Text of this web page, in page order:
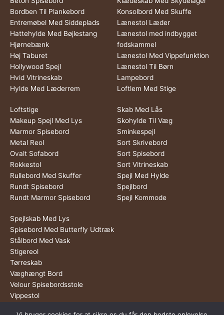
Bordben Til Plankebord
Entremøbel Med Siddeplads
Hattehylde Med Bøjlestang
Hjørnebænk
Høj Taburet
Hollywood Spejl
Hvid Vitrineskab
Hylde Med Læderrem
Konsolbord Med Skuffe
Lænestol Læder
Lænestol med indbygget
fodskammel
Lænestol Med Vippefunktion
Lænestol Til Børn
Lampebord
Loftlem Med Stige
Loftstige
Makeup Spejl Med Lys
Marmor Spisebord
Metal Reol
Ovalt Sofabord
Rokkestol
Rullebord Med Skuffer
Rundt Spisebord
Rundt Marmor Spisebord
Skab Med Lås
Skohylde Til Væg
Sminkespejl
Sort Skrivebord
Sort Spisebord
Sort Vitrineskab
Spejl Med Hylde
Spejlbord
Spejl Kommode
Spejlskab Med Lys
Spisebord Med Butterfly Udtræk
Stålbord Med Vask
Stigereol
Tørreskab
Væghængt Bord
Velour Spisebordsstole
Vippestol